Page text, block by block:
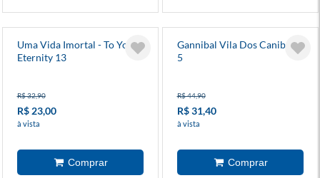
Uma Vida Imortal - To Your
Eternity 13
R$ 32,90
R$ 23,00
à vista
Gannibal Vila Dos Canibais
5
R$ 44,90
R$ 31,40
à vista